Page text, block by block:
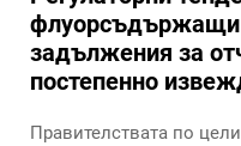
флуорсъдържащи
задължения за
постепенно
Правителствата по